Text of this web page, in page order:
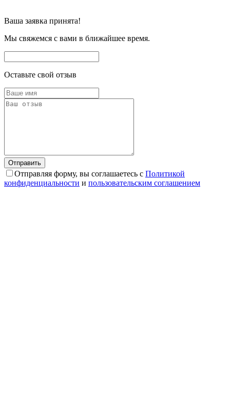
Ваша заявка принята!
Мы свяжемся с вами в ближайшее время.
Оставьте свой отзыв
Отправляя форму, вы соглашаетесь с Политикой
конфиденциальности и пользовательским соглашением